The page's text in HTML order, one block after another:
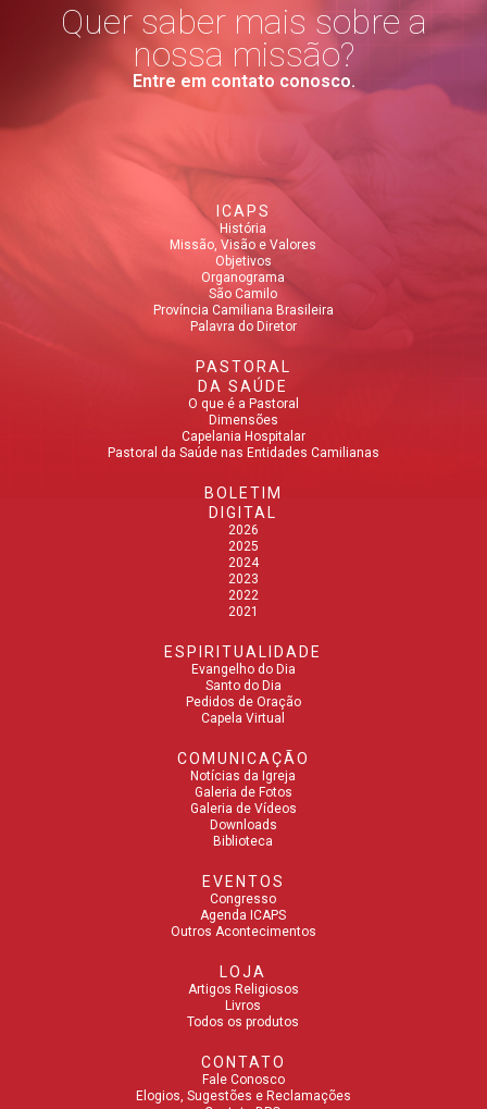
Quer saber mais sobre a
nossa missão?
Entre em contato conosco.
ICAPS
História
Missão, Visão e Valores
Objetivos
Organograma
São Camilo
Província Camiliana Brasileira
Palavra do Diretor
PASTORAL
DA SAÚDE
O que é a Pastoral
Dimensões
Capelania Hospitalar
Pastoral da Saúde nas Entidades Camilianas
BOLETIM
DIGITAL
2026
2025
2024
2023
2022
2021
ESPIRITUALIDADE
Evangelho do Dia
Santo do Dia
Pedidos de Oração
Capela Virtual
COMUNICAÇÃO
Notícias da Igreja
Galeria de Fotos
Galeria de Vídeos
Downloads
Biblioteca
EVENTOS
Congresso
Agenda ICAPS
Outros Acontecimentos
LOJA
Artigos Religiosos
Livros
Todos os produtos
CONTATO
Fale Conosco
Elogios, Sugestões e Reclamações